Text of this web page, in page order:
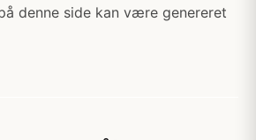
denne side kan være genereret